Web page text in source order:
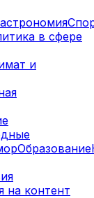
в сфере
и
Образование
на контент